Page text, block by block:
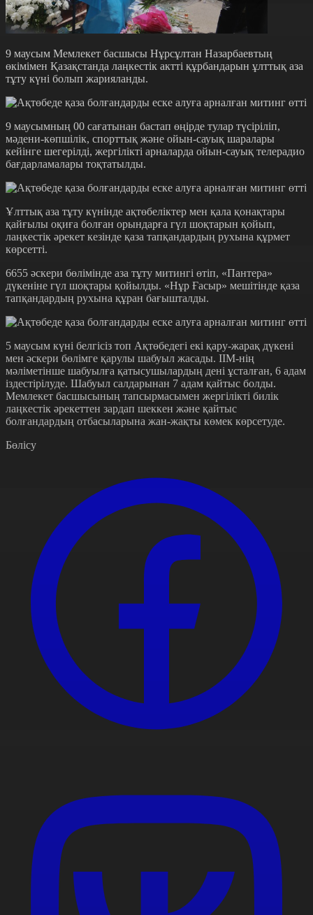
9 маусым Мемлекет басшысы Нұрсұлтан Назарбаевтың
өкімімен Қазақстанда лаңкестік актті құрбандарын ұлттық аза
тұту күні болып жарияланды.
9 маусымның 00 сағатынан бастап өңірде тулар түсіріліп,
мәдени-көпшілік, спорттық және ойын-сауық шаралары
кейінге шегерілді, жергілікті арналарда ойын-сауық телерадио
бағдарламалары тоқтатылды.
Ұлттық аза тұту күнінде ақтөбеліктер мен қала қонақтары
қайғылы оқиға болған орындарға гүл шоқтарын қойып,
лаңкестік әрекет кезінде қаза тапқандардың рухына құрмет
көрсетті.
6655 әскери бөлімінде аза тұту митингі өтіп, «Пантера»
дүкеніне гүл шоқтары қойылды. «Нұр Ғасыр» мешітінде қаза
тапқандардың рухына құран бағышталды.
5 маусым күні белгісіз топ Ақтөбедегі екі қару-жарақ дүкені
мен әскери бөлімге қарулы шабуыл жасады. ІІМ-нің
мәліметінше шабуылға қатысушылардың дені ұсталған, 6 адам
іздестірілуде. Шабуыл салдарынан 7 адам қайтыс болды.
Мемлекет басшысының тапсырмасымен жергілікті билік
лаңкестік әрекеттен зардап шеккен және қайтыс
болғандардың отбасыларына жан-жақты көмек көрсетуде.
Бөлісу